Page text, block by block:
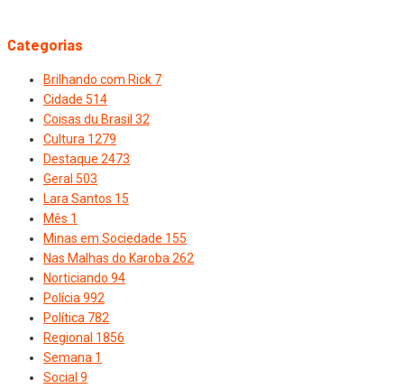
Categorias
Brilhando com Rick 7
Cidade 514
Coisas du Brasil 32
Cultura 1279
Destaque 2473
Geral 503
Lara Santos 15
Mês 1
Minas em Sociedade 155
Nas Malhas do Karoba 262
Norticiando 94
Polícia 992
Política 782
Regional 1856
Semana 1
Social 9